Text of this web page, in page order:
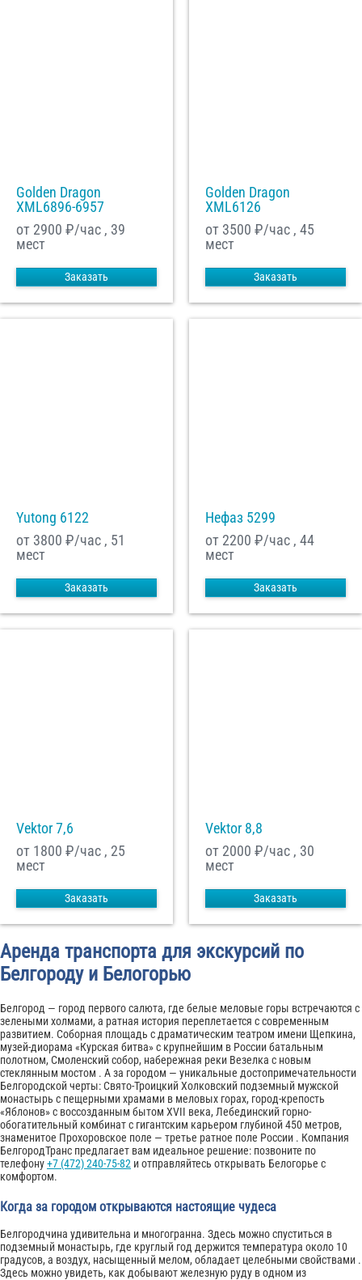
Golden Dragon
XML6896-6957
от 2900 ₽/час , 39
мест
Заказать
Golden Dragon
XML6126
от 3500 ₽/час , 45
мест
Заказать
Yutong 6122
от 3800 ₽/час , 51
мест
Заказать
Нефаз 5299
от 2200 ₽/час , 44
мест
Заказать
Vektor 7,6
от 1800 ₽/час , 25
мест
Заказать
Vektor 8,8
от 2000 ₽/час , 30
мест
Заказать
Аренда транспорта для экскурсий по
Белгороду и Белогорью
Белгород — город первого салюта, где белые меловые горы встречаются с
зелеными холмами, а ратная история переплетается с современным
развитием. Соборная площадь с драматическим театром имени Щепкина,
музей-диорама «Курская битва» с крупнейшим в России батальным
полотном, Смоленский собор, набережная реки Везелка с новым
стеклянным мостом . А за городом — уникальные достопримечательности
Белгородской черты: Свято-Троицкий Холковский подземный мужской
монастырь с пещерными храмами в меловых горах, город-крепость
«Яблонов» с воссозданным бытом XVII века, Лебединский горно-
обогатительный комбинат с гигантским карьером глубиной 450 метров,
знаменитое Прохоровское поле — третье ратное поле России . Компания
БелгородТранс предлагает вам идеальное решение: позвоните по
телефону+7 (472) 240-75-82 и отправляйтесь открывать Белогорье с
комфортом.
Когда за городом открываются настоящие чудеса
Белгородчина удивительна и многогранна. Здесь можно спуститься в
подземный монастырь, где круглый год держится температура около 10
градусов, а воздух, насыщенный мелом, обладает целебными свойствами .
Здесь можно увидеть, как добывают железную руду в одном из